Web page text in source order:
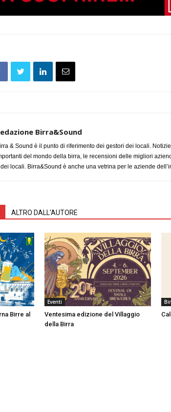
Birra&Sound
& Sound è il punto di riferimento dei gestori dei locali.
del mondo della birra, le recensioni delle migliori
locali. Birra&Sound è anche una vetrina per le aziende
ALTRO DALL'AUTORE
Birre al
Eventi
Ventesima edizione del Villaggio
della Birra